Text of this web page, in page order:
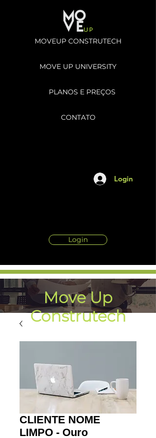
MOVEUP CONSTRUTECH
MOVE UP UNIVERSITY
PLANOS E PREÇOS
CONTATO
Login
Login
Move Up
Construtech
HOTLEADS
CLIENTE NOME
LIMPO - Ouro